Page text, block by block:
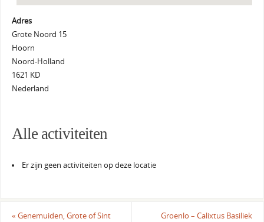
Adres
Grote Noord 15
Hoorn
Noord-Holland
1621 KD
Nederland
Alle activiteiten
Er zijn geen activiteiten op deze locatie
« Genemuiden, Grote of Sint
Groenlo – Calixtus Basiliek